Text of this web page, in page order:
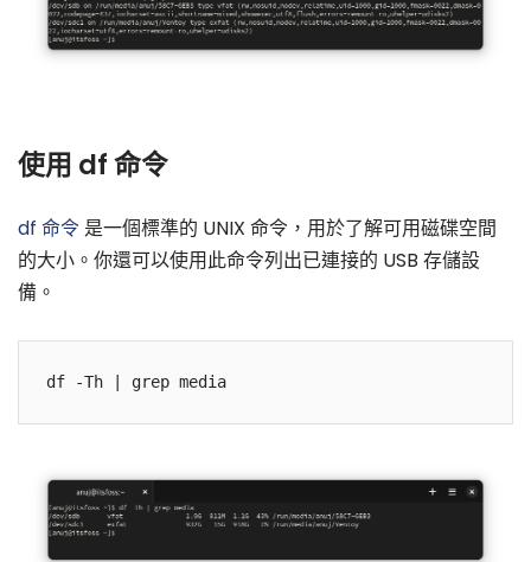
使用 df 命令
df 命令 是一個標準的 UNIX 命令，用於了解可用磁碟空間
的大小。你還可以使用此命令列出已連接的 USB 存儲設
備。